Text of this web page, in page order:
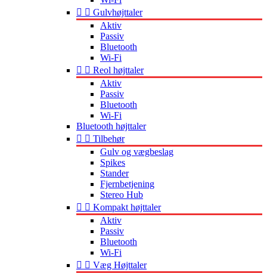
  Gulvhøjttaler
Aktiv
Passiv
Bluetooth
Wi-Fi
  Reol højttaler
Aktiv
Passiv
Bluetooth
Wi-Fi
Bluetooth højttaler
  Tilbehør
Gulv og vægbeslag
Spikes
Stander
Fjernbetjening
Stereo Hub
  Kompakt højttaler
Aktiv
Passiv
Bluetooth
Wi-Fi
  Væg Højttaler